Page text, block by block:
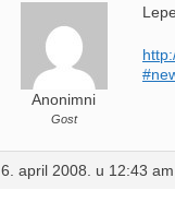
Anonimni
Gost
6. april 2008. u 12:43 am